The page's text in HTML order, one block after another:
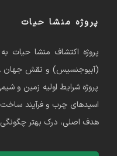
پروژه منشا حیات
پروژه اکتشاف منشا حیات
پروژه شرایط اولیه زمین و
اسیدهای چرب و فرآیند
هدف اصلی، درک بهتر